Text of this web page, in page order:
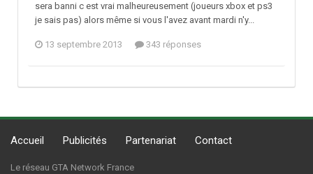
sera banni c est vrai malheureusement (joueurs xbox et ps3
je sais pas) alors même si vous l'avez avant mardi n'y...
13 septembre 2013 343 réponses
Accueil Publicités Partenariat Contact
Le réseau GTA Network France